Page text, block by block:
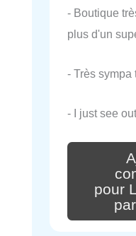
- Boutique
plus d'un
- Très sympa
- I just see
pour